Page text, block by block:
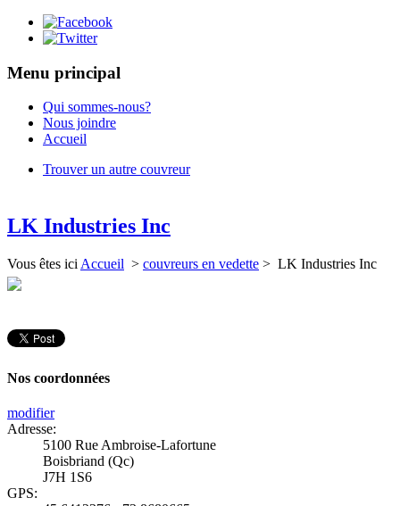
Menu principal
Qui sommes-nous?
Nous joindre
Accueil
Trouver un autre couvreur
LK Industries Inc
Vous êtes ici Accueil > couvreurs en vedette > LK Industries Inc
Nos coordonnées
modifier
Adresse:
5100 Rue Ambroise-Lafortune
Boisbriand (Qc)
J7H 1S6
GPS: